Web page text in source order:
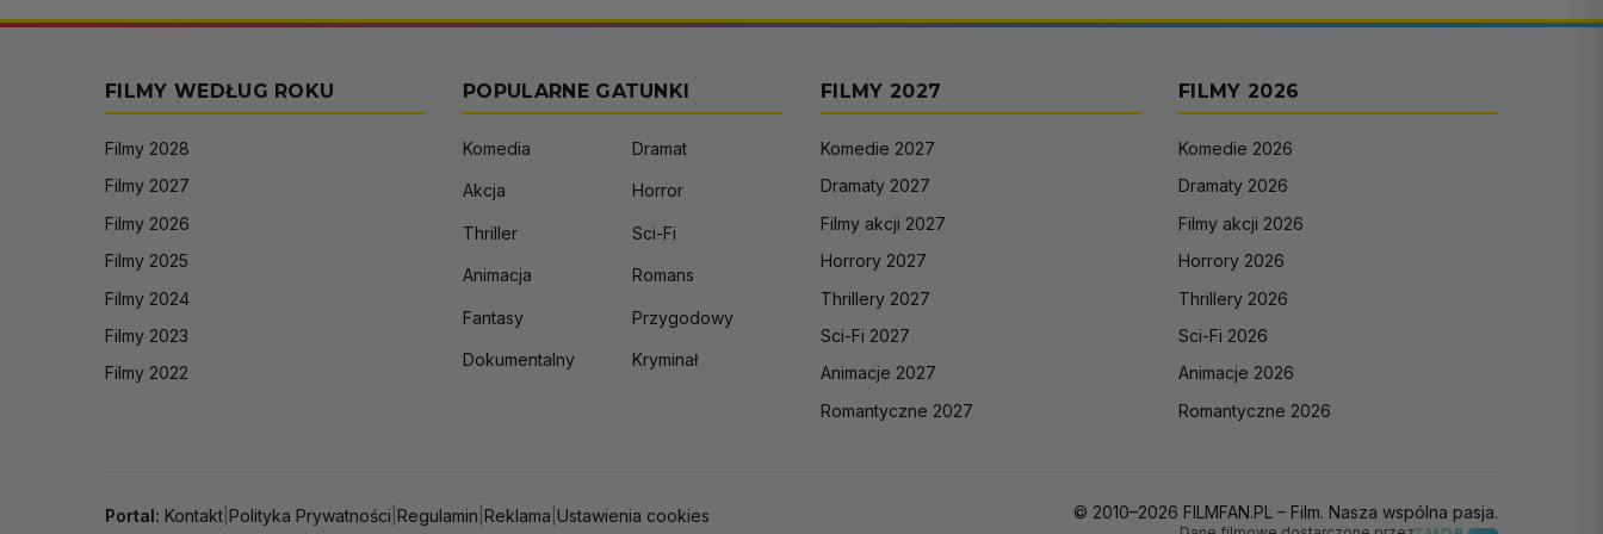
FILMY WEDŁUG ROKU
Filmy 2028
Filmy 2027
Filmy 2026
Filmy 2025
Filmy 2024
Filmy 2023
Filmy 2022
POPULARNE GATUNKI
Komedia Dramat
Akcja Horror
Thriller Sci-Fi
Animacja Romans
Fantasy Przygodowy
Dokumentalny Kryminał
FILMY 2027
Komedie 2027
Dramaty 2027
Filmy akcji 2027
Horrory 2027
Thrillery 2027
Sci-Fi 2027
Animacje 2027
Romantyczne 2027
FILMY 2026
Komedie 2026
Dramaty 2026
Filmy akcji 2026
Horrory 2026
Thrillery 2026
Sci-Fi 2026
Animacje 2026
Romantyczne 2026
Portal: Kontakt Polityka Prywatności Regulamin Reklama Ustawienia cookies © 2010–2026 FILMFAN.PL – Film. Nasza wspólna pasja.